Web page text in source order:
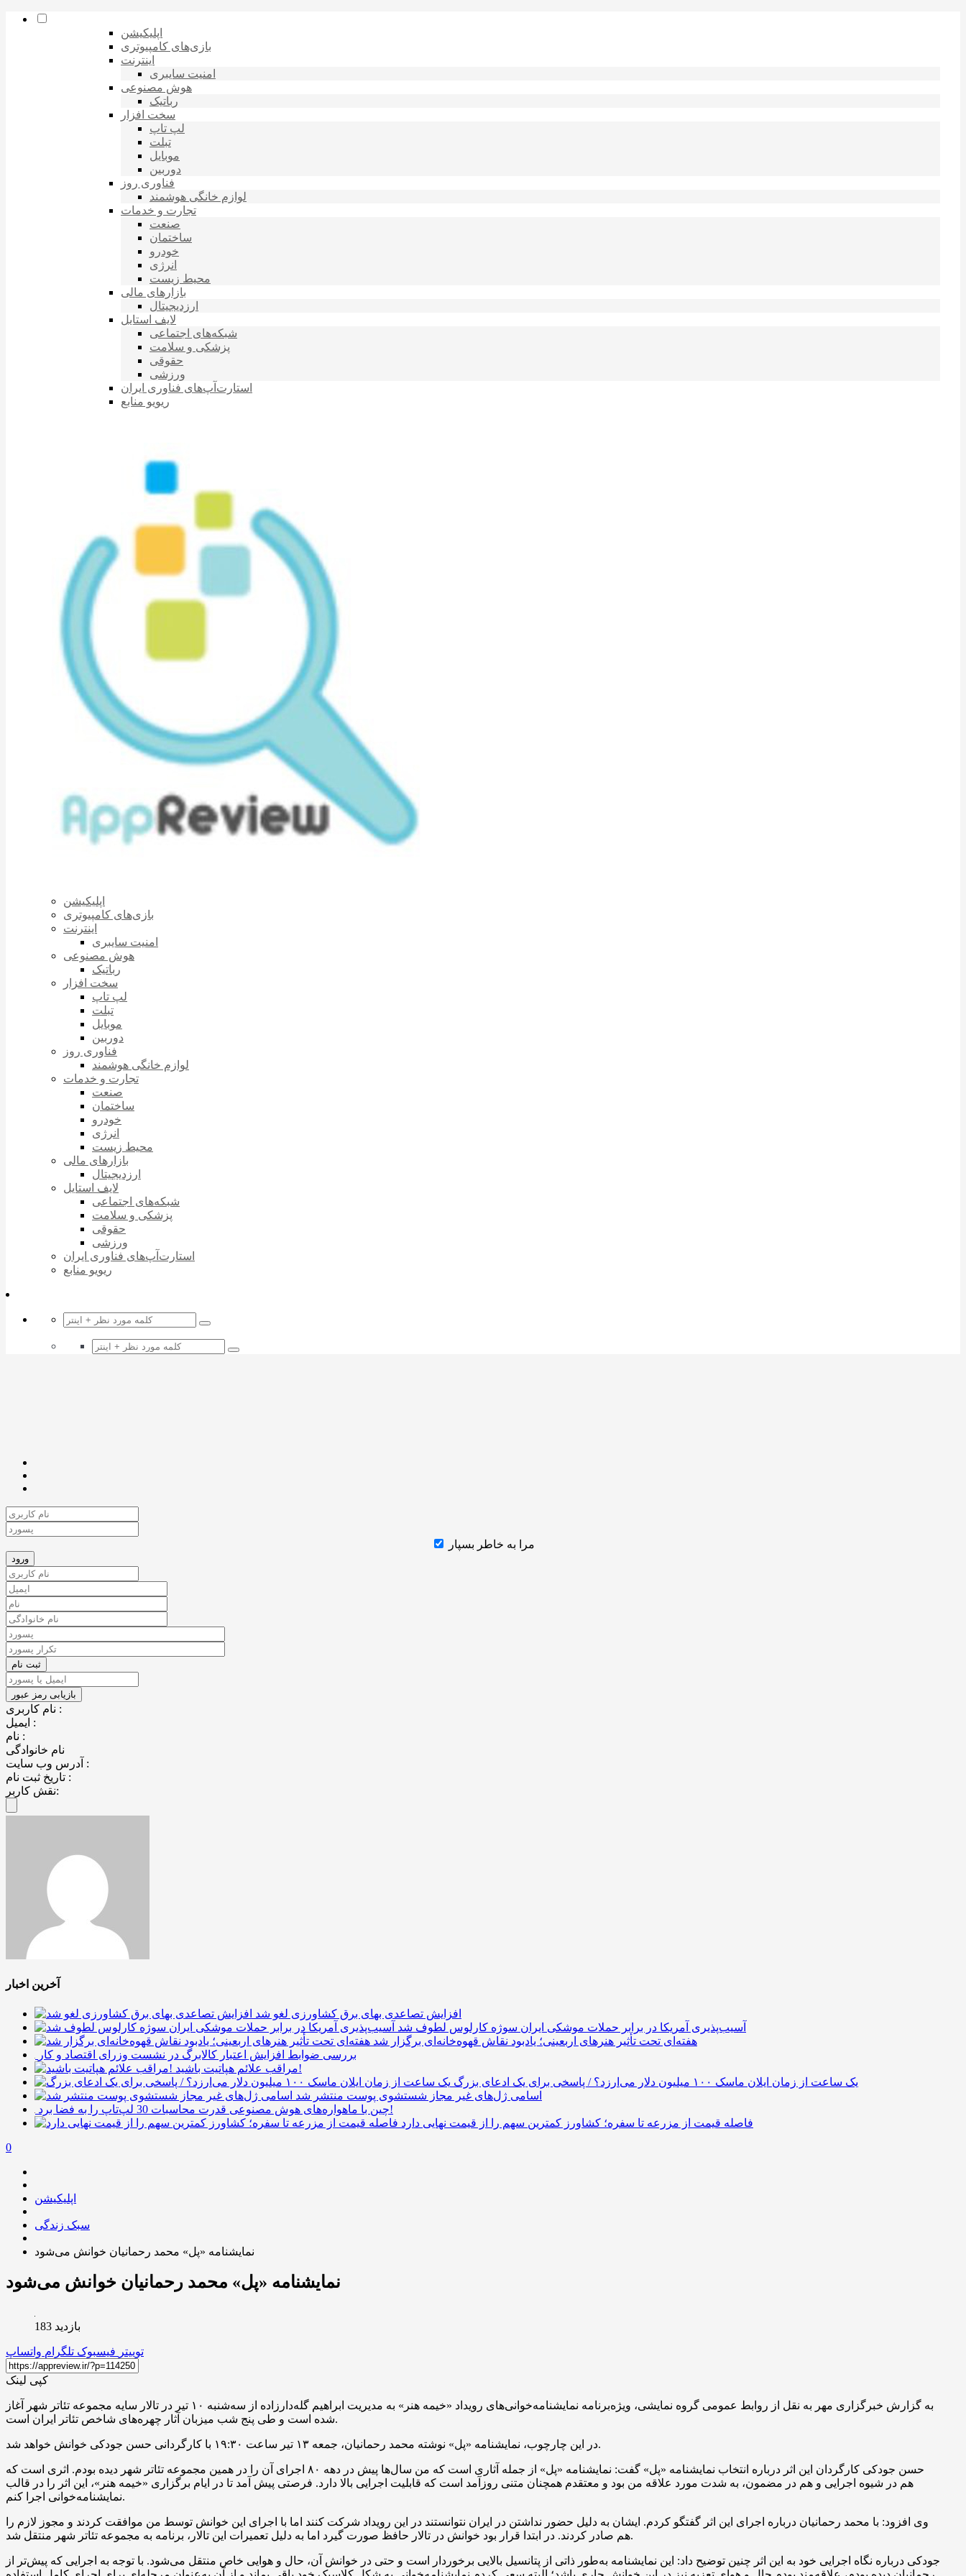
اپلیکیشن
بازی‌های کامپیوتری
اینترنت
امنیت سایبری
هوش مصنوعی
رباتیک
سخت افزار
لپ تاپ
تبلت
موبایل
دوربین
فناوری روز
لوازم خانگی هوشمند
تجارت و خدمات
صنعت
ساختمان
خودرو
انرژی
محیط زیست
بازارهای مالی
ارزدیجیتال
لایف استایل
شبکه‌های اجتماعی
پزشکی و سلامت
حقوقی
ورزشی
استارت‌آپ‌های فناوری ایران
ریویو منابع
اپلیکیشن
بازی‌های کامپیوتری
اینترنت
امنیت سایبری
هوش مصنوعی
رباتیک
سخت افزار
لپ تاپ
تبلت
موبایل
دوربین
فناوری روز
لوازم خانگی هوشمند
تجارت و خدمات
صنعت
ساختمان
خودرو
انرژی
محیط زیست
بازارهای مالی
ارزدیجیتال
لایف استایل
شبکه‌های اجتماعی
پزشکی و سلامت
حقوقی
ورزشی
استارت‌آپ‌های فناوری ایران
ریویو منابع
مرا به خاطر بسپار
نام کاربری :
ایمیل :
نام :
نام خانوادگی
آدرس وب سایت :
تاریخ ثبت نام :
نقش کاربر:
آخرین اخبار
افزایش تصاعدی بهای برق کشاورزی لغو شد
آسیب‌پذیری آمریکا در برابر حملات موشکی ایران سوژه کارلوس لطوف شد
هفته‌ای تحت تأثیر هنرهای اربعینی؛ یادبود نقاش قهوه‌خانه‌ای برگزار شد
بررسی ضوابط افزایش اعتبار کالابرگ در نشست وزرای اقتصاد و کار
مراقب علائم هپاتیت باشید!
یک ساعت از زمان ایلان ماسک ۱۰۰ میلیون دلار می‌ارزد؟ / پاسخی برای یک ادعای بزرگ
اسامی ژل‌های غیر مجاز شستشوی پوست منتشر شد
چین با ماهواره‌های هوش مصنوعی قدرت محاسبات 30 لپ‌تاپ را به فضا برد!
فاصله قیمت از مزرعه تا سفره؛ کشاورز کمترین سهم را از قیمت نهایی دارد
0
اپلیکیشن
سبک زندگی
نمایشنامه‌ «پل» محمد رحمانیان خوانش می‌شود
نمایشنامه‌ «پل» محمد رحمانیان خوانش می‌شود
بازدید 183
توییتر فیسبوک تلگرام واتساپ
کپی لینک
به گزارش خبرگزاری مهر به نقل از روابط عمومی گروه نمایشی، ویژه‌برنامه نمایشنامه‌خوانی‌های رویداد «خیمه هنر» به مدیریت ابراهیم گله‌دارزاده از سه‌شنبه ۱۰ تیر در تالار سایه مجموعه تئاتر شهر آغاز
شده است و طی پنج شب میزبان آثار چهره‌های شاخص تئاتر ایران است.
در این چارچوب، نمایشنامه «پل» نوشته محمد رحمانیان، جمعه ۱۳ تیر ساعت ۱۹:۳۰ با کارگردانی حسن جودکی خوانش خواهد شد.
حسن جودکی کارگردان این اثر درباره انتخاب نمایشنامه «پل» گفت: نمایشنامه «پل» از جمله آثاری است که من سال‌ها پیش در دهه ۸۰ اجرای آن را در همین مجموعه تئاتر شهر دیده بودم. اثری است که
هم در شیوه اجرایی و هم در مضمون، به شدت مورد علاقه من بود و معتقدم همچنان متنی روزآمد است که قابلیت اجرایی بالا دارد. فرصتی پیش آمد تا در ایام برگزاری «خیمه هنر»، این اثر را در قالب
نمایشنامه‌خوانی اجرا کنم.
وی افزود: با محمد رحمانیان درباره اجرای این اثر گفتگو کردم. ایشان به دلیل حضور نداشتن در ایران نتوانستند در این رویداد شرکت کنند اما با اجرای این خوانش توسط من موافقت کردند و مجوز لازم را
هم صادر کردند. در ابتدا قرار بود خوانش در تالار حافظ صورت گیرد اما به دلیل تعمیرات این تالار، برنامه به مجموعه تئاتر شهر منتقل شد.
جودکی درباره نگاه اجرایی خود به این اثر چنین توضیح داد: این نمایشنامه به‌طور ذاتی از پتانسیل بالایی برخوردار است و حتی در خوانش آن، حال و هوایی خاص منتقل می‌شود. با توجه به اجرایی که پیش‌تر از